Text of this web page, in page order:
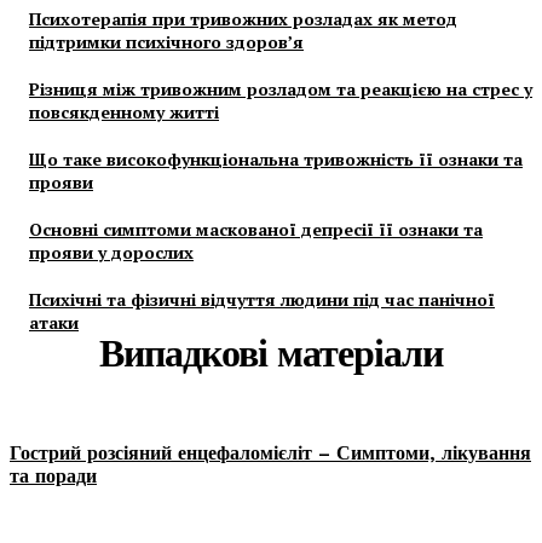
Психотерапія при тривожних розладах як метод
підтримки психічного здоров’я
Різниця між тривожним розладом та реакцією на стрес у
повсякденному житті
Що таке високофункціональна тривожність її ознаки та
прояви
Основні симптоми маскованої депресії її ознаки та
прояви у дорослих
Психічні та фізичні відчуття людини під час панічної
атаки
Випадкові матеріали
Гострий розсіяний енцефаломієліт – Симптоми, лікування
та поради